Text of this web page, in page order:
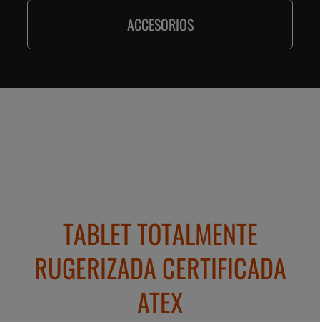
ACCESORIOS
TABLET TOTALMENTE
RUGERIZADA CERTIFICADA
ATEX